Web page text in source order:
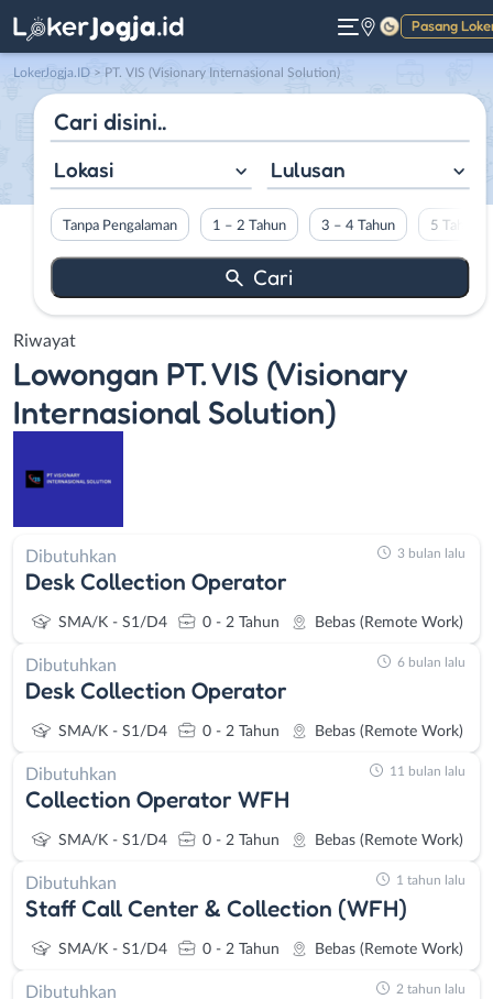
Pasang
Gelap
LokerJogja.ID > PT. VIS (Visionary Internasional Solution)
Lokasi Lulusan
Tanpa Pengalaman 1 – 2 Tahun 3 – 4 Tahun 5 Tahun
Riwayat
Lowongan PT. VIS (Visionary
Internasional Solution)
Dibutuhkan
Desk Collection Operator
SMA/K - S1/D4 0 - 2 Tahun Bebas (Remote Work)
3 bulan lalu
Dibutuhkan
Desk Collection Operator
SMA/K - S1/D4 0 - 2 Tahun Bebas (Remote Work)
6 bulan lalu
Dibutuhkan
Collection Operator WFH
SMA/K - S1/D4 0 - 2 Tahun Bebas (Remote Work)
11 bulan lalu
Dibutuhkan
Staff Call Center & Collection (WFH)
SMA/K - S1/D4 0 - 2 Tahun Bebas (Remote Work)
1 tahun lalu
Dibutuhkan 2 tahun lalu